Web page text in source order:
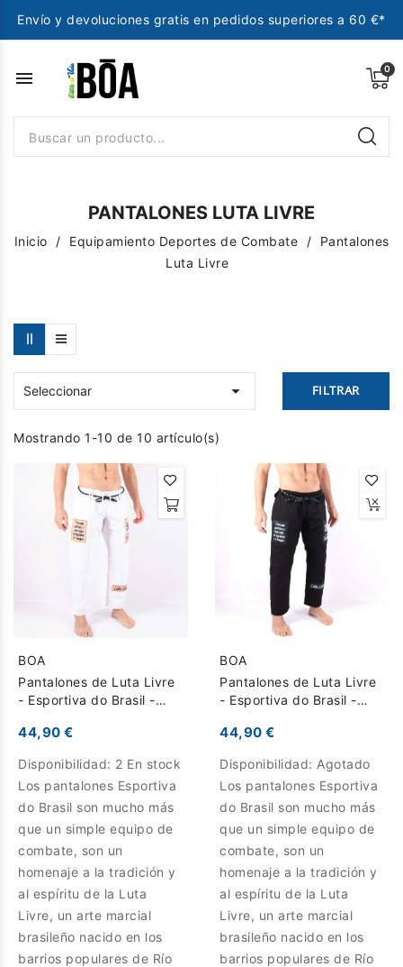
Envío y devoluciones gratis en pedidos superiores a 60 €*
menu
PANTALONES LUTA LIVRE
Inicio Equipamiento Deportes de Combate
Pantalones
Luta Livre
Seleccionar  FILTRAR
Mostrando 1-10 de 10 artículo(s)
BOA
Pantalones de Luta Livre
- Esportiva do Brasil -
44,90 €
Disponibilidad: 2 En stock
Los pantalones Esportiva
do Brasil son mucho más
que un simple equipo de
combate, son un
homenaje a la tradición y
al espíritu de la Luta
Livre, un arte marcial
brasileño nacido en los
barrios populares de Río
BOA
Pantalones de Luta Livre
- Esportiva do Brasil -
44,90 €
Disponibilidad: Agotado
Los pantalones Esportiva
do Brasil son mucho más
que un simple equipo de
combate, son un
homenaje a la tradición y
al espíritu de la Luta
Livre, un arte marcial
brasileño nacido en los
barrios populares de Río